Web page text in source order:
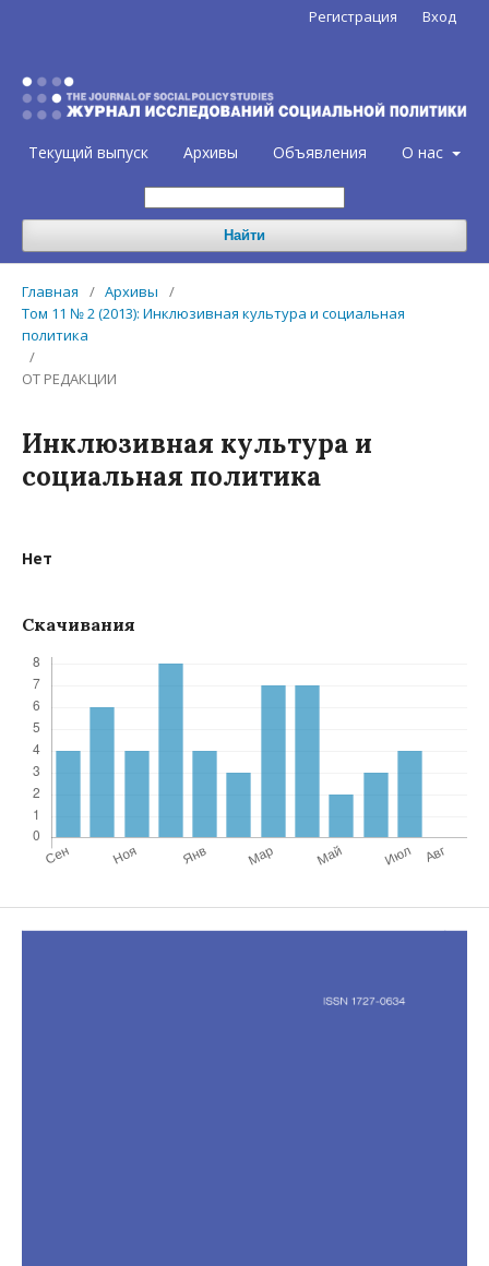
Текущий выпуск Архивы Объявления О нас
Найти
Регистрация Вход
Главная / Архивы
/
Том 11 № 2 (2013): Инклюзивная культура и социальная
политика
/
ОТ РЕДАКЦИИ
Инклюзивная культура и
социальная политика
Нет
Скачивания